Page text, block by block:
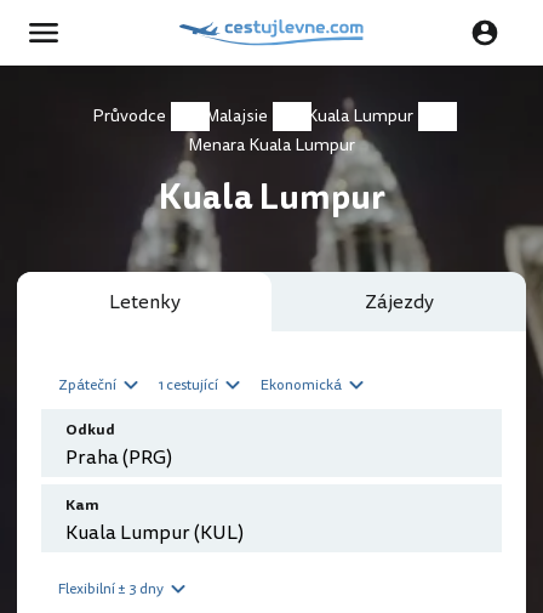
Průvodce Malajsie
Kuala Lumpur
Menara Kuala Lumpur
Kuala Lumpur
Letenky Zájezdy
Zpáteční 1 cestující Ekonomická
Odkud
Kam
Flexibilní ± 3 dny